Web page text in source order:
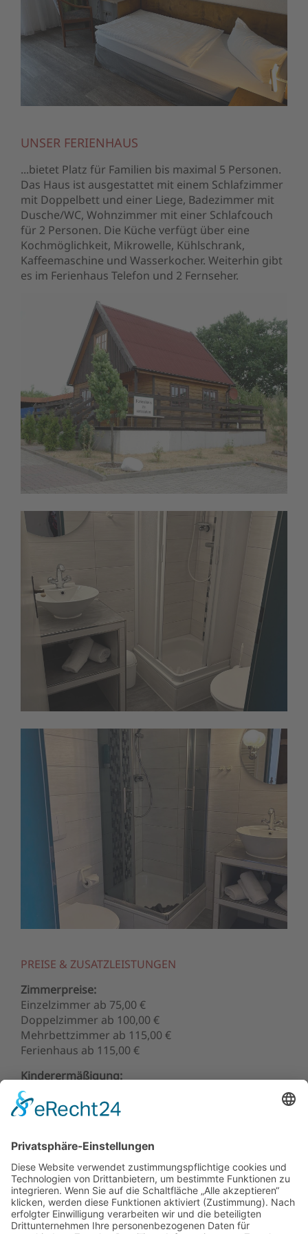
UNSER FERIENHAUS
...bietet Platz für Familien bis maximal 5 Personen.
Das Haus ist ausgestattet mit einem Schlafzimmer
mit Doppelbett und einer Liege, Badezimmer mit
Dusche/WC, Wohnzimmer mit einer Schlafcouch
für 2 Personen. Die Küche verfügt über eine
Kochmöglichkeit, Mikrowelle, Kühlschrank,
Kaffeemaschine und Wasserkocher. Weiterhin gibt
es im Ferienhaus Telefon und 2 Fernseher.
PREISE & ZUSATZLEISTUNGEN
Zimmerpreise:
Einzelzimmer ab 75,00 €
Doppelzimmer ab 100,00 €
Mehrbettzimmer ab 115,00 €
Ferienhaus ab 115,00 €
Kinderermäßigung:
Kinder bis 5 Jahre schlafen im Zimmer der Eltern
kostenfrei
Kinder von 6 bis 12 Jahre erhalten im Zimmer der
weitere Zusatzleistungen:
Halbpension pro Person 19,00 €
Aufbettung pro Tag inkl. Frühstück 20,00 €
Haustiere pro Tag 5,00 €